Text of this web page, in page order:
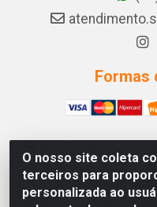
O nosso site coleta
terceiros para
personalizada ao
Formas
A PINA DOS SANTOS
233, 27 - ZONA
000 -